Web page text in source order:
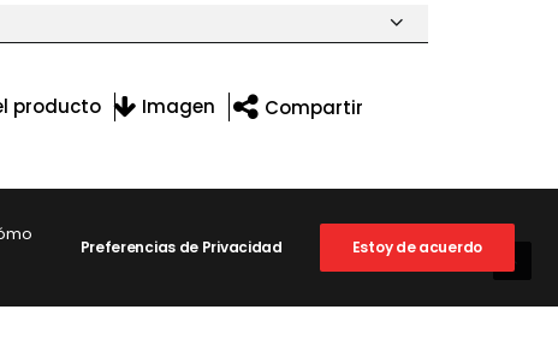
producto Imagen Compartir
Preferencias de Privacidad Estoy de acuerdo